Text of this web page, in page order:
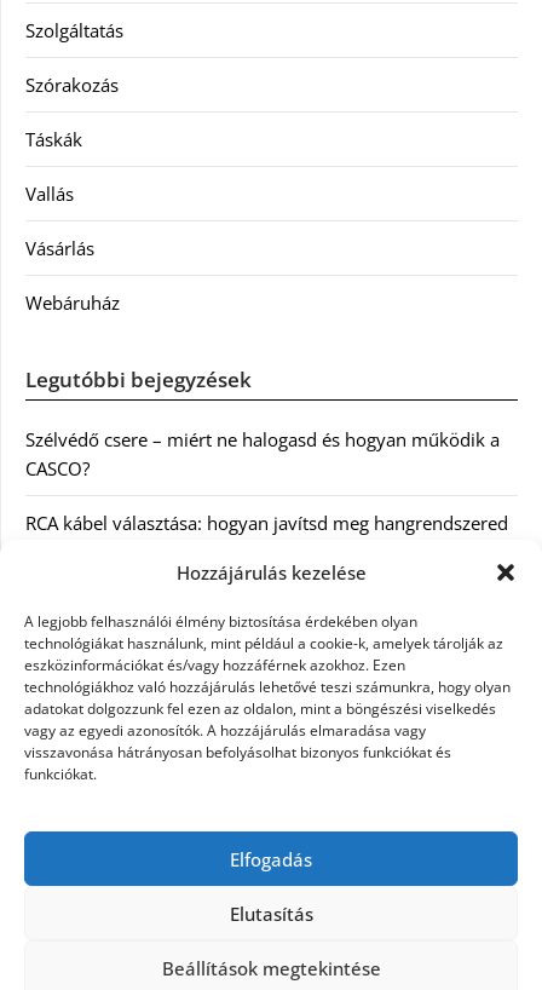
Hozzájárulás kezelése
A legjobb felhasználói élmény biztosítása érdekében olyan
technológiákat használunk, mint például a cookie-k, amelyek tárolják az
eszközinformációkat és/vagy hozzáférnek azokhoz. Ezen
technológiákhoz való hozzájárulás lehetővé teszi számunkra, hogy olyan
adatokat dolgozzunk fel ezen az oldalon, mint a böngészési viselkedés
vagy az egyedi azonosítók. A hozzájárulás elmaradása vagy
visszavonása hátrányosan befolyásolhat bizonyos funkciókat és
funkciókat.
Elfogadás
Elutasítás
Beállítások megtekintése
Szolgáltatás
Szórakozás
Táskák
Vallás
Vásárlás
Webáruház
Legutóbbi bejegyzések
Szélvédő csere – miért ne halogasd és hogyan működik a
CASCO?
RCA kábel választása: hogyan javítsd meg hangrendszered
Magyarországon: milyen jogi szabályozásra kell figyelni?
Akciós külföldi nyaralás 2026-ban előfoglalással: mit
ellenőrizz az ár mellett?
A Kassai Irodaház modern munkakörnyezetet biztosít